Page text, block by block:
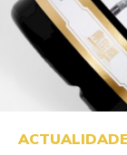
ACTUALIDADE